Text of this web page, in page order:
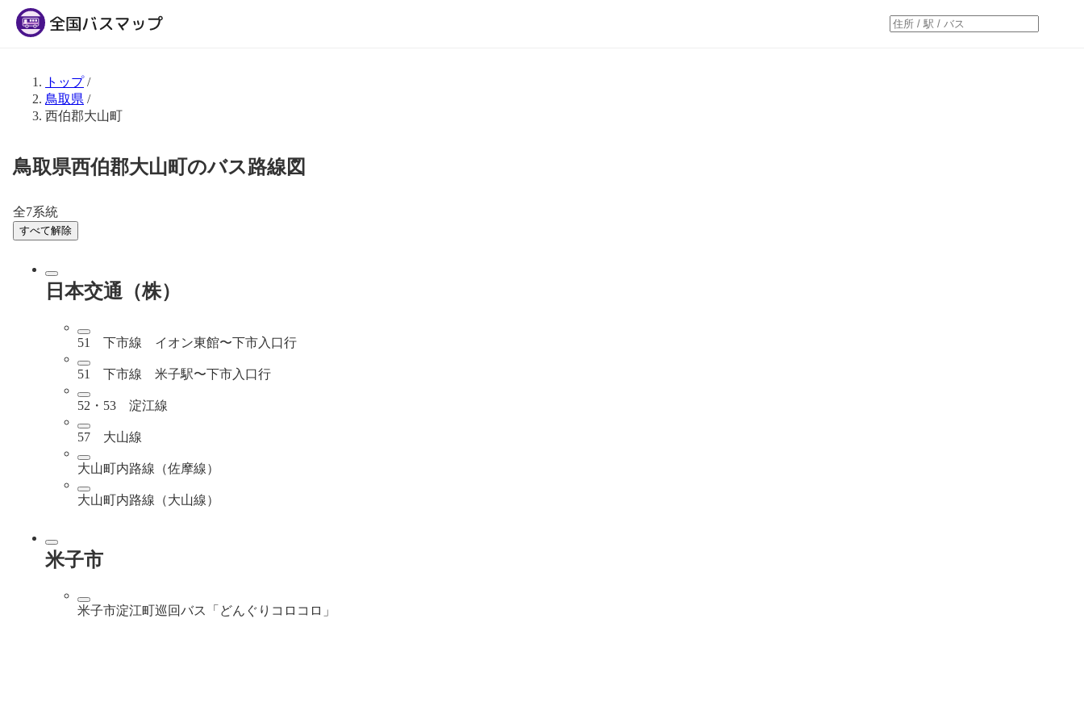
トップ/
鳥取県 /
西伯郡大山町
鳥取県西伯郡大山町のバス路線図
全7系統
すべて解除
日本交通（株）
51 下市線 イオン東館〜下市入口行
51 下市線 米子駅〜下市入口行
52・53 淀江線
57 大山線
大山町内路線（佐摩線）
大山町内路線（大山線）
米子市
米子市淀江町巡回バス「どんぐりコロコロ」